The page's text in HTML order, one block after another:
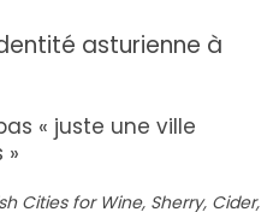
asturienne à
« juste une ville
»